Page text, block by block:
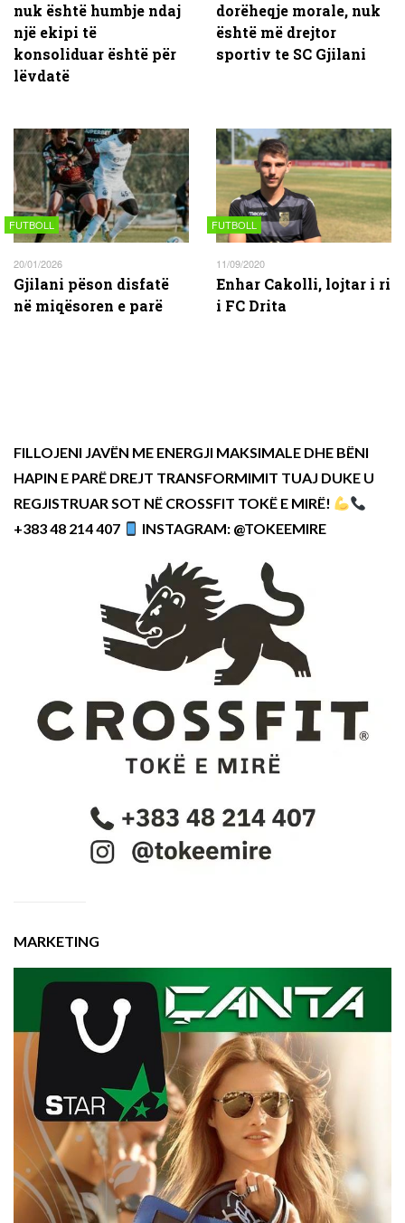
nuk është humbje ndaj
një ekipi të
konsoliduar është për
lëvdatë
dorëheqje morale, nuk
është më drejtor
sportiv te SC Gjilani
FUTBOLL
20/01/2026
Gjilani pëson disfatë
në miqësoren e parë
FUTBOLL
11/09/2020
Enhar Cakolli, lojtar i ri
i FC Drita
FILLOJENI JAVËN ME ENERGJI MAKSIMALE DHE BËNI
HAPIN E PARË DREJT TRANSFORMIMIT TUAJ DUKE U
REGJISTRUAR SOT NË CROSSFIT TOKË E MIRË!
+383 48 214 407
INSTAGRAM: @TOKEEMIRE
MARKETING